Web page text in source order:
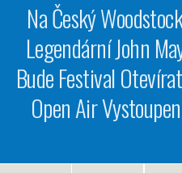
Na Český
Legendární John
Bude Festival
Open Air